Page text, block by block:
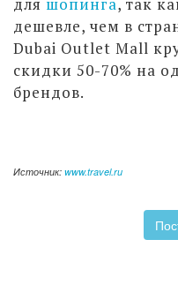
дешевле, чем в
Dubai Outlet Mall
скидки 50-70% на
брендов.
Источник: www.travel.ru